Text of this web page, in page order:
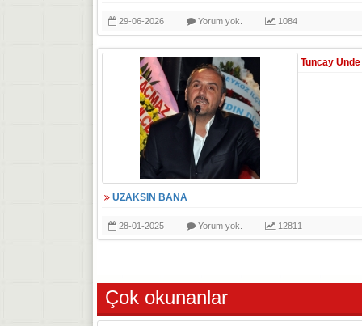
29-06-2026 Yorum yok. 1084
Tuncay Ünde
UZAKSIN BANA
28-01-2025 Yorum yok. 12811
Çok okunanlar